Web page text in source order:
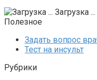
Загрузка ...
Полезное
Задать вопрос
Тест на инсульт
Рубрики